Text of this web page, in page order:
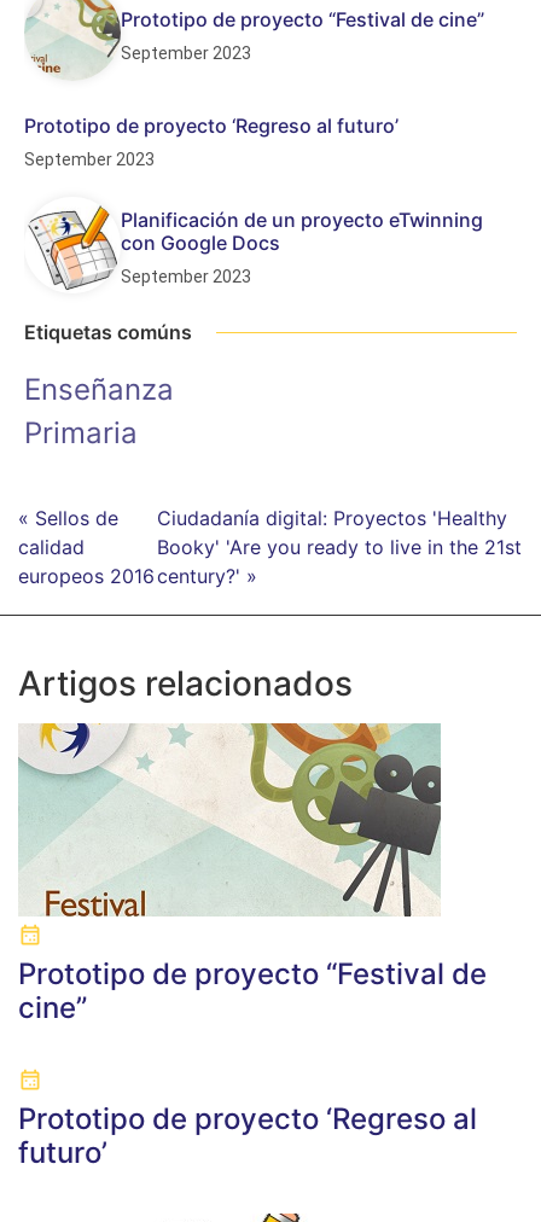
Prototipo de proyecto “Festival de cine”
September 2023
Prototipo de proyecto ‘Regreso al futuro’
September 2023
Planificación de un proyecto eTwinning
con Google Docs
September 2023
Etiquetas comúns
Enseñanza
Primaria
« Sellos de
calidad
europeos 2016
Ciudadanía digital: Proyectos 'Healthy
Booky' 'Are you ready to live in the 21st
century?' »
Artigos relacionados
Prototipo de proyecto “Festival de
cine”
Prototipo de proyecto ‘Regreso al
futuro’